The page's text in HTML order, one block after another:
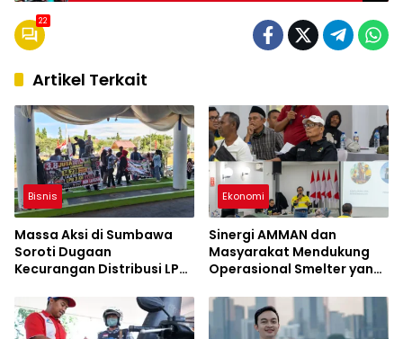
22
Artikel Terkait
Bisnis
Massa Aksi di Sumbawa
Soroti Dugaan
Kecurangan Distribusi LPG
Fiktif
Ekonomi
Sinergi AMMAN dan
Masyarakat Mendukung
Operasional Smelter yang